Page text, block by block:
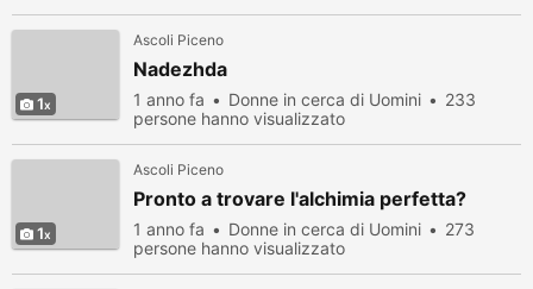
1
Ascoli Piceno
Nadezhda
1 anno fa Donne in cerca di Uomini
233
persone hanno visualizzato
1
Ascoli Piceno
Pronto a trovare l'alchimia perfetta?
1 anno fa Donne in cerca di Uomini
273
persone hanno visualizzato